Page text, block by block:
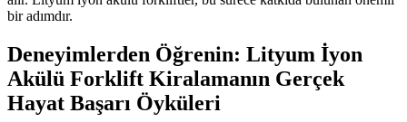
bir adımdır.
Deneyimlerden Öğrenin: Lityum İyon
Akülü Forklift Kiralamanın Gerçek
Hayat Başarı Öyküleri